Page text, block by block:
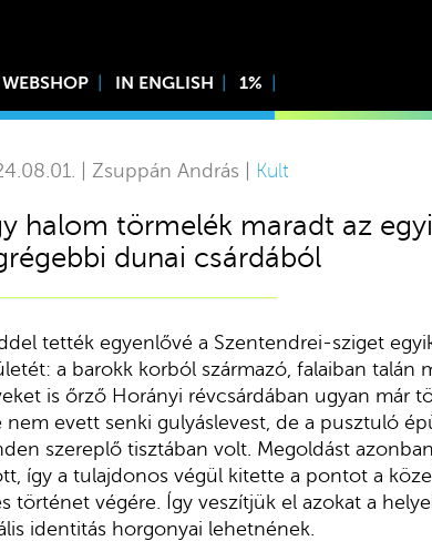
WEBSHOP IN ENGLISH 1%
| Zsuppán András | Kult
halom törmelék maradt az
dunai csárdából
tették egyenlővé a Szentendrei-sziget
a barokk korból származó, falaiban talán
is őrző Horányi révcsárdában ugyan már
nem evett senki gulyáslevest, de a pusztuló
szereplő tisztában volt. Megoldást
így a tulajdonos végül kitette a pontot a
történet végére. Így veszítjük el azokat a
identitás horgonyai lehetnének.